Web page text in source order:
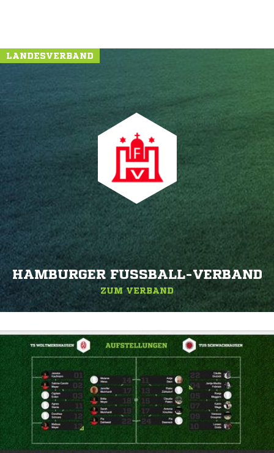
LANDESVERBAND
HAMBURGER FUSSBALL-VERBAND
ZUM VERBAND